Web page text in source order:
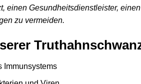
einen Gesundheitsdienstleister,
zu vermeiden.
Immunsystems